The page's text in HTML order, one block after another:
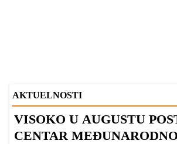
AKTUELNOSTI
VISOKO U AUGUSTU
CENTAR